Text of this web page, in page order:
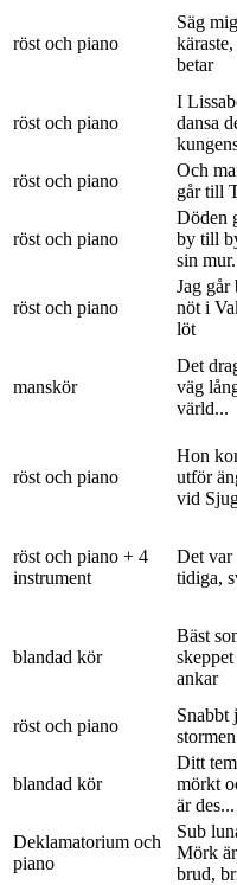
röst och piano
Säg
betar
röst och piano
I
dansa
röst och piano
Och
går till
röst och piano
Döden
by till
sin
röst och piano
Jag går
nöt i
löt
manskör
Det
väg
värld...
röst och piano
Hon
utför
vid
röst och piano + 4
instrument
Det var
tidiga,
blandad kör
Bäst
ankar
röst och piano
Snabbt
blandad kör
Ditt
mörkt
är des...
Deklamatorium och
piano
Sub
Mörk
brud,